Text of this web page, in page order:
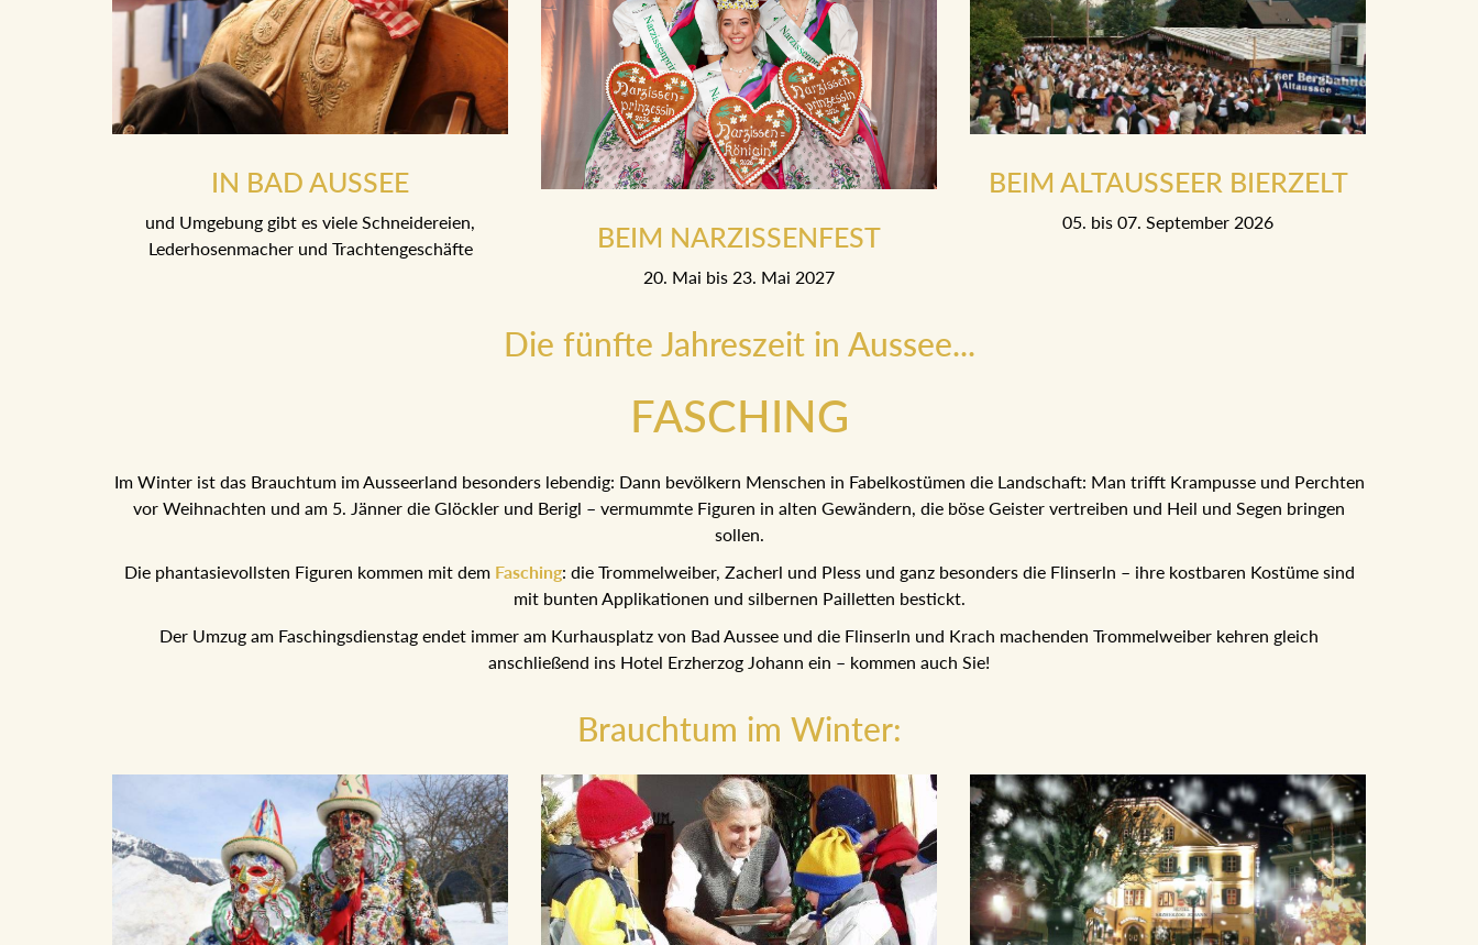
IN BAD AUSSEE
und Umgebung gibt es viele Schneidereien,
Lederhosenmacher und Trachtengeschäfte
BEIM NARZISSENFEST
20. Mai bis 23. Mai 2027
BEIM ALTAUSSEER BIERZELT
05. bis 07. September 2026
Die fünfte Jahreszeit in Aussee...
FASCHING
Im Winter ist das Brauchtum im Ausseerland besonders lebendig: Dann bevölkern Menschen in Fabelkostümen die Landschaft: Man trifft Krampusse und Perchten
vor Weihnachten und am 5. Jänner die Glöckler und Berigl – vermummte Figuren in alten Gewändern, die böse Geister vertreiben und Heil und Segen bringen
sollen.
Die phantasievollsten Figuren kommen mit dem Fasching: die Trommelweiber, Zacherl und Pless und ganz besonders die Flinserln – ihre kostbaren Kostüme sind
mit bunten Applikationen und silbernen Pailletten bestickt.
Der Umzug am Faschingsdienstag endet immer am Kurhausplatz von Bad Aussee und die Flinserln und Krach machenden Trommelweiber kehren gleich
anschließend ins Hotel Erzherzog Johann ein – kommen auch Sie!
Brauchtum im Winter: